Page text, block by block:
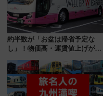
約半数が「お盆は帰省予定な
し」！物価高・運賃値上げが財
りたいけど……【WILLER お盆
帰省動向調査】